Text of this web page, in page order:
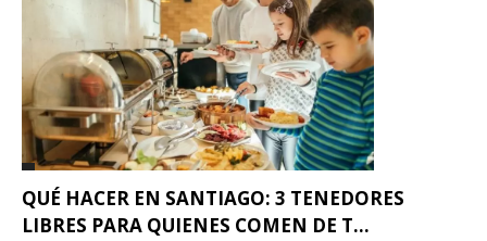
QUÉ HACER EN SANTIAGO: 3 TENEDORES
LIBRES PARA QUIENES COMEN DE T...